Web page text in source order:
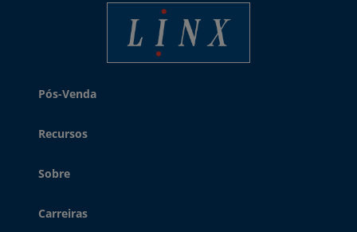
Linx Printing Technologies
Pós-Venda
Recursos
Sobre
Carreiras